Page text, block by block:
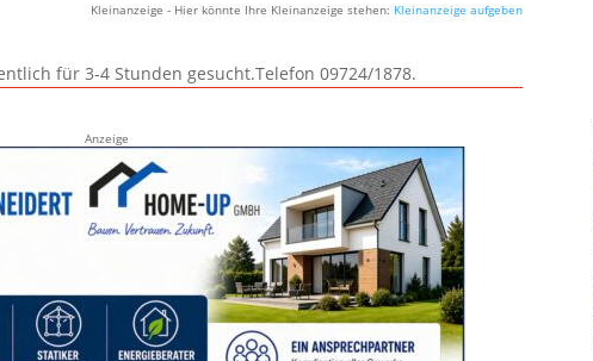
Kleinanzeige - Hier könnte Ihre Kleinanzeige stehen: Kleinanzeige aufgeben
für 3-4 Stunden gesucht.Telefon 09724/1878.
Anzeige